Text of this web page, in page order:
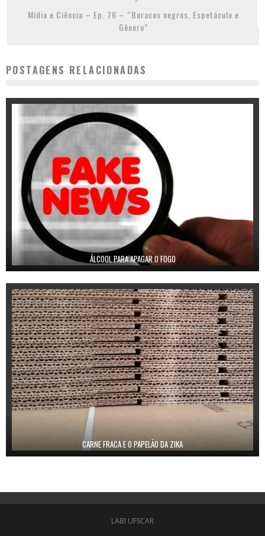
Mídia e Ciência – Ep. 76 – “Buracos negros, Espetáculo e
Gênero”
POSTAGENS RELACIONADAS
ÁLCOOL PARA APAGAR O FOGO
CARNE FRACA E O PAPELÃO DA ZIKA
LABI UFSCAR